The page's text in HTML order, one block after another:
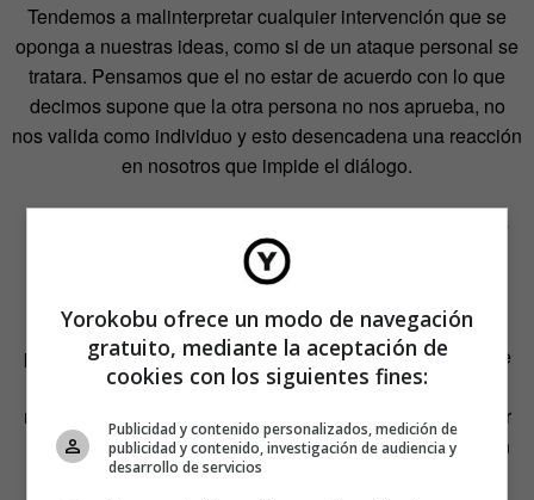
Tendemos a malinterpretar cualquier intervención que se
oponga a nuestras ideas, como si de un ataque personal se
tratara. Pensamos que el no estar de acuerdo con lo que
decimos supone que la otra persona no nos aprueba, no
nos valida como individuo y esto desencadena una reacción
en nosotros que impide el diálogo.
que uno piensa no implica sentirse cómodo
Pero es importante no olvidar que sentirse seguro para
poder hablar y decir lo que uno piensa no implica sentirse
cómodo. Hay muchas conversaciones incómodas que no
nos apetece tener, pero eso no significa que no pueda ser
una conversación donde no se pueda expresar la opinión
libremente.
Yorokobu ofrece un modo de navegación
gratuito, mediante la aceptación de
cookies con los siguientes fines:
Publicidad y contenido personalizados, medición de
publicidad y contenido, investigación de audiencia y
desarrollo de servicios